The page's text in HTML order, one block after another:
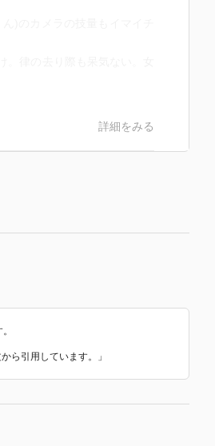
詳細をみる
ら引用しています。」